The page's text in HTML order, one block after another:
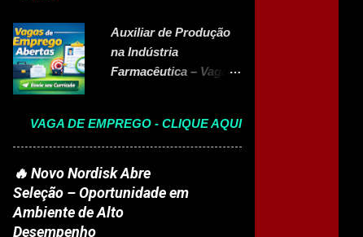
Auxiliar de Produção
na Indústria
Farmacêutica – Vaga
, multinacional
brasileira presente em
22 países e referência
no setor farmacêutico,
está com vaga aberta
VAGA DE EMPREGO - CLIQUE AQUI
🔥 Novo Nordisk Abre
Seleção – Oportunidade em
Ambiente de Alto
Desempenho